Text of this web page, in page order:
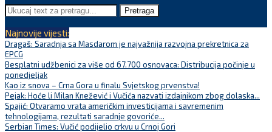
Pretraga
Najnovije vijesti:
Dragaš: Saradnja sa Masdarom je najvažnija razvojna prekretnica za
EPCG
Besplatni udžbenici za više od 67.700 osnovaca: Distribucija počinje u
ponedjeljak
Kao iz snova – Crna Gora u finalu Svjetskog prvenstva!
Pejak: Hoće li Milan Knežević i Vučića nazvati izdajnikom zbog dolaska...
Spajić: Otvaramo vrata američkim investicijama i savremenim
tehnologijama, rezultati saradnje govoriće...
Serbian Times: Vučić podijelio crkvu u Crnoj Gori